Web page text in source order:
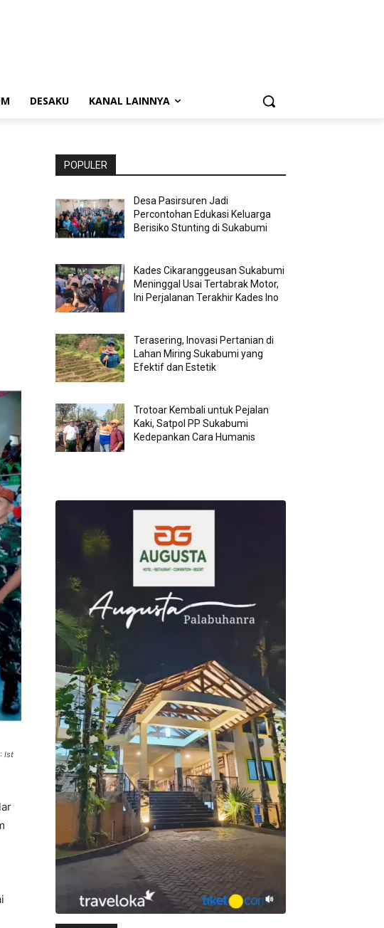
DESAKU KANAL LAINNYA
Ist
POPULER
Desa Pasirsuren Jadi
Percontohan Edukasi Keluarga
Berisiko Stunting di Sukabumi
Kades Cikaranggeusan Sukabumi
Meninggal Usai Tertabrak Motor,
Ini Perjalanan Terakhir Kades Ino
Terasering, Inovasi Pertanian di
Lahan Miring Sukabumi yang
Efektif dan Estetik
Trotoar Kembali untuk Pejalan
Kaki, Satpol PP Sukabumi
Kedepankan Cara Humanis